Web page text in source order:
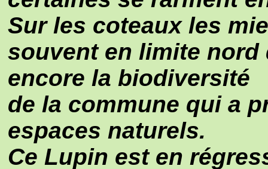
Sur les coteaux les
souvent en limite
encore la biodiversité
de la commune qui a
espaces naturels.
Ce Lupin est en